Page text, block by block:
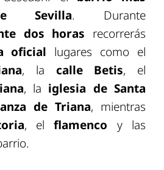
Sevilla. Durante
dos horas recorrerás
oficial lugares como el
, la calle Betis, el
, la iglesia de Santa
de Triana, mientras
, elflamenco y las